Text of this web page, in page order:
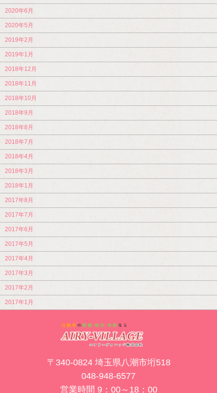
2020年6月
2020年5月
2019年2月
2019年1月
2018年12月
2018年11月
2018年10月
2018年9月
2018年8月
2018年7月
2018年4月
2018年3月
2018年1月
2017年8月
2017年7月
2017年6月
2017年5月
2017年4月
2017年3月
2017年2月
2017年1月
〒340-0824 埼玉県八潮市垳518
048-948-6577
営業時間 9：00～18：00